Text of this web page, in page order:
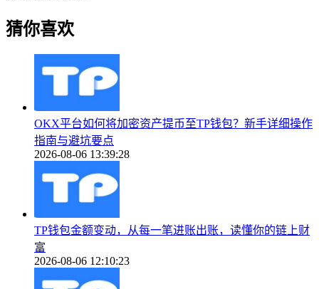
猜你喜欢
OKX平台如何将加密资产提币至TP钱包？新手详细操作
指南与避坑要点
2026-08-06 13:39:28
TP钱包金额变动，从每一笔进账出账，读懂你的链上财
富
2026-08-06 12:10:23